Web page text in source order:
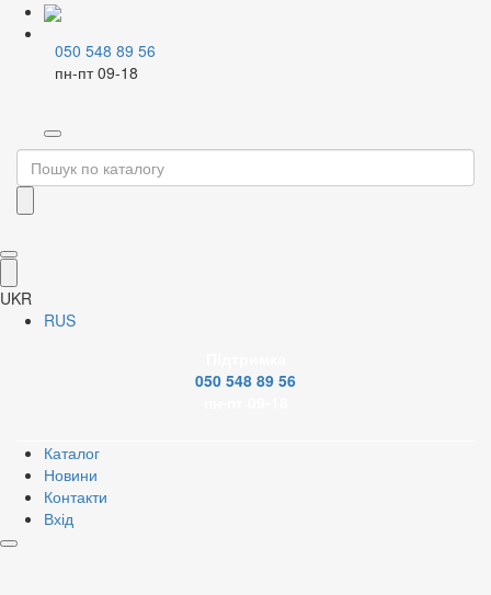
050 548 89 56
пн-пт 09-18
UKR
RUS
050 548 89 56
Каталог
Новини
Контакти
Вхід
Home Змішувачі і аксесуари
Картриджні високі